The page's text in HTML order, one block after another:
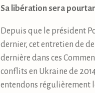
Sa libération sera
Depuis que le président
dernier, cet entretien de
dernière dans ces
conflits en Ukraine de
entendons régulièrement